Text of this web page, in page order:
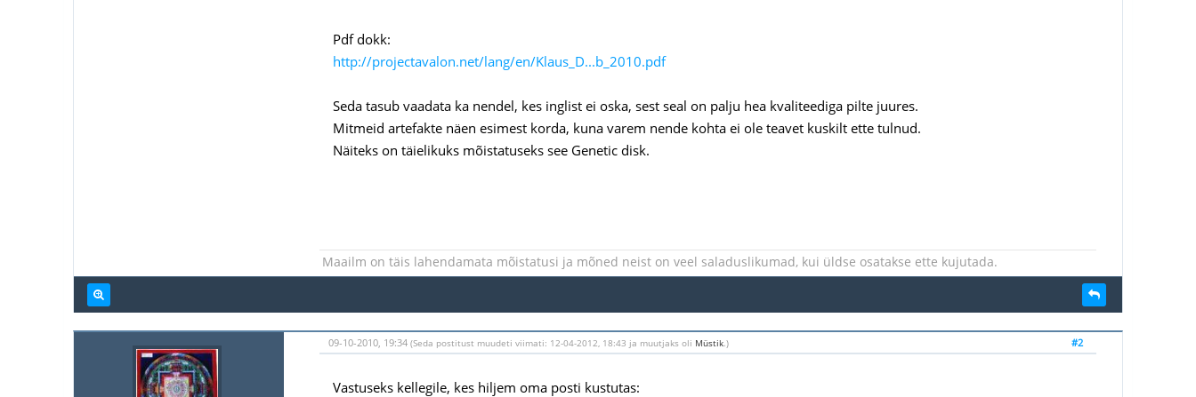
Pdf dokk:
http://projectavalon.net/lang/en/Klaus_D...b_2010.pdf
Seda tasub vaadata ka nendel, kes inglist ei oska, sest seal on palju hea kvaliteediga pilte juures.
Mitmeid artefakte näen esimest korda, kuna varem nende kohta ei ole teavet kuskilt ette tulnud.
Näiteks on täielikuks mõistatuseks see Genetic disk.
Maailm on täis lahendamata mõistatusi ja mõned neist on veel saladuslikumad, kui üldse osatakse ette kujutada.
#2
09-10-2010, 19:34 (Seda postitust muudeti viimati: 12-04-2012, 18:43 ja muutjaks oli Müstik.)
Vastuseks kellegile, kes hiljem oma posti kustutas: